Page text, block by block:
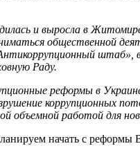
и вы­росла в
общественной
штаб»,
Раду.
реформы в
коррупционных
объемной работой для
начать с реформы